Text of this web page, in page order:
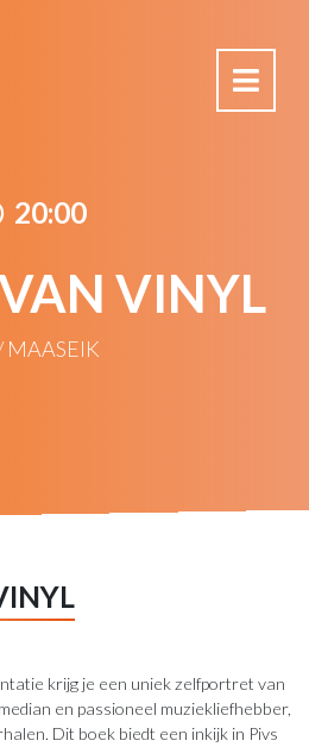
20:00
VINYL
MAASEIK
krijg je een uniek zelfportret van
en passioneel muziekliefhebber,
Dit boek biedt een inkijk in Pivs